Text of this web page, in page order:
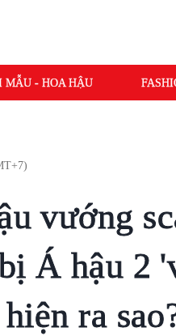
MẪU - HOA HẬU
vướng
Á hậu 2
ra